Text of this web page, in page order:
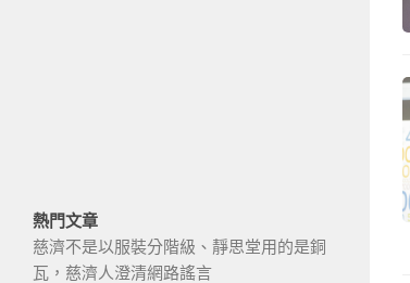
熱門文章
慈濟不是以服裝分階級、靜思堂用的是銅
瓦，慈濟人澄清網路謠言